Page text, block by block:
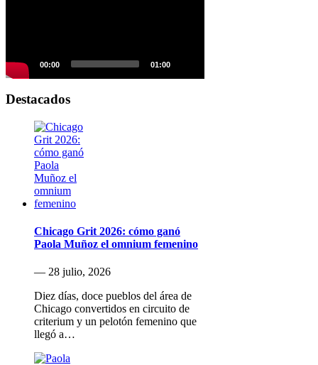
00:00 01:00
Destacados
Chicago Grit 2026: cómo ganó
Paola Muñoz el omnium femenino
— 28 julio, 2026
Diez días, doce pueblos del área de
Chicago convertidos en circuito de
criterium y un pelotón femenino que
llegó a…